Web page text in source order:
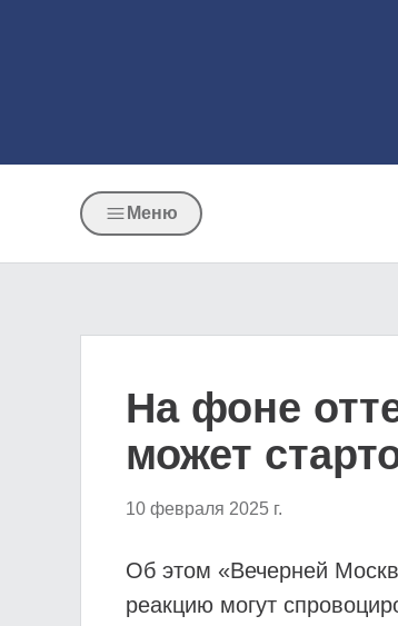
Меню
На фоне
может
10 февраля 2025 г.
Об этом «Вечерней
реакцию могут